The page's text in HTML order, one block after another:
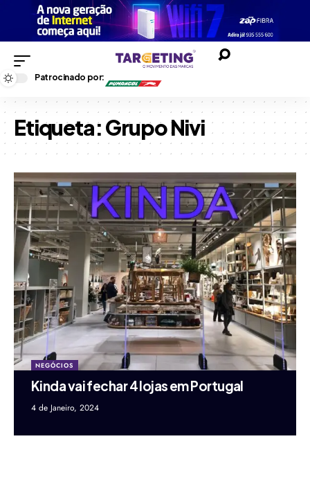
Patrocinado por:
Etiqueta:Grupo Nivi
NEGÓCIOS
Kinda vai fechar 4 lojas em Portugal
4 de Janeiro, 2024